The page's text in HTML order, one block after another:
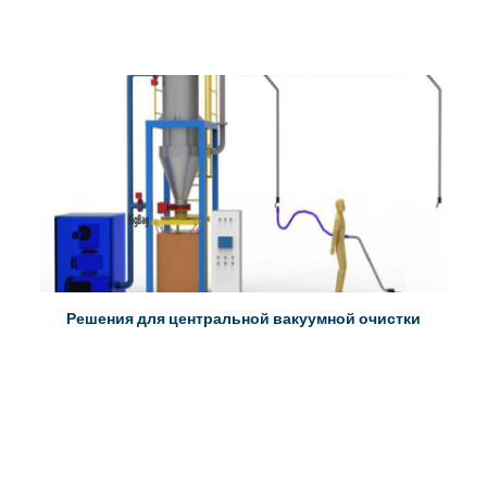
Решения для центральной вакуумной очистки